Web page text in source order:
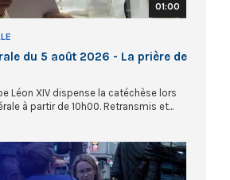
01:00
du 5 août 2026 - La prière de
Léon XIV dispense la catéchèse lors
à partir de 10h00. Retransmis et...